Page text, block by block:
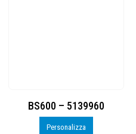
BS600 – 5139960
Personalizza